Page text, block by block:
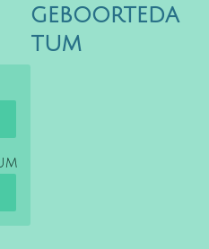
geboorteda
tum